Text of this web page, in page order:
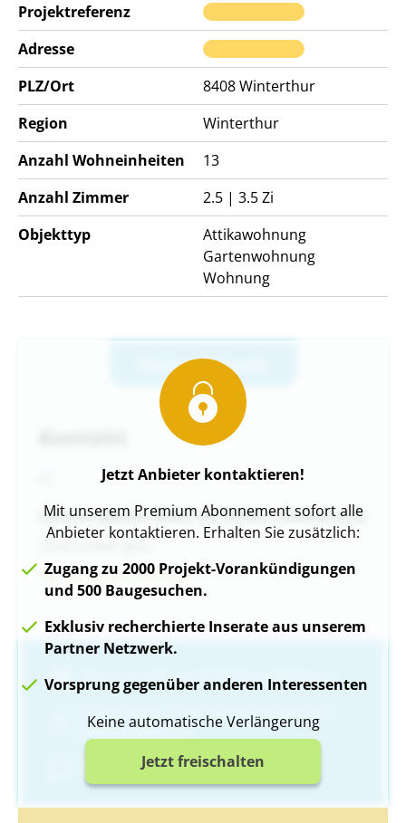
Projektreferenz
Adresse
PLZ/Ort
8408Winterthur
Region
Winterthur
Anzahl Wohneinheiten
13
Anzahl Zimmer
2.5 | 3.5 Zi
Objekttyp
Attikawohnung
Gartenwohnung
Wohnung
Partner-Netzwerk
Lorem ipsum dolor sit amet, consectetu
Nummer Anzeigen
Einer von mehr als 80 Premium-Partnern
Projekte schon in der Vorvermarktung auf
Neubauprojekte.ch
Garantierte Antwort
Jetzt Anbieter kontaktieren!
Mit unserem Premium Abonnement sofort alle
Anbieter kontaktieren. Erhalten Sie zusätzlich:
Zugang zu 2000 Projekt-Vorankündigungen
und 500 Baugesuchen.
Exklusiv recherchierte Inserate aus unserem
Partner Netzwerk.
Vorsprung gegenüber anderen Interessenten
Keine automatische Verlängerung
Jetzt freischalten